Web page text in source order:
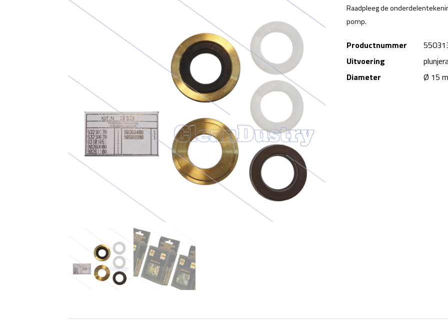
Raadpleeg de
pomp.
Productnummer
Uitvoering
Diameter
Ø 15